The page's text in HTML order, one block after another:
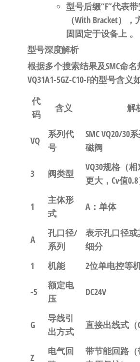
型号后缀“F”代表
（With Bracket）
固固定于设备上 。
型号深度解析
根据多个搜索结果及SMC命名
VQ31A1-5GZ-C10-F的型号含义
代
码
含义 解
VQ
系列代
号
SMC VQ20/30
磁阀
3 阀类型
VQ30规格（相
更大，Cv值0.8
1
主体形
式
A：单体
A
孔口径/
系列
表示孔口径
细分
1
机能 2位单电控等
-5
额定电
压
DC24V
G
导线引
出方式
直接出线式（
Z
电气回
带节能回路